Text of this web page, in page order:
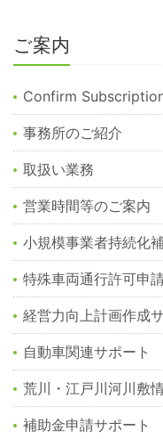
ご案内
Confirm
事務所のご紹介
取扱い業務
営業時間等のご案内
小規模事業者持続化
特殊車両通行許可申
経営力向上計画作成
自動車関連サポート
荒川・江戸川河川敷
補助金申請サポート